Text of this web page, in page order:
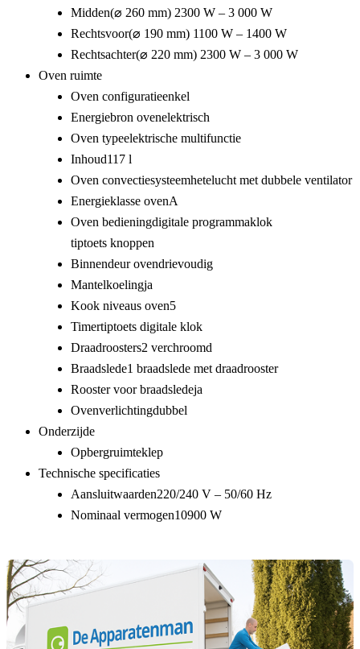
Midden(⌀ 260 mm) 2300 W – 3 000 W
Rechtsvoor(⌀ 190 mm) 1100 W – 1400 W
Rechtsachter(⌀ 220 mm) 2300 W – 3 000 W
Oven ruimte
Oven configuratieenkel
Energiebron ovenelektrisch
Oven typeelektrische multifunctie
Inhoud117 l
Oven convectiesysteemhetelucht met dubbele ventilator
Energieklasse ovenA
Oven bedieningdigitale programmaklok
tiptoets knoppen
Binnendeur ovendrievoudig
Mantelkoelingja
Kook niveaus oven5
Timertiptoets digitale klok
Draadroosters2 verchroomd
Braadslede1 braadslede met draadrooster
Rooster voor braadsledeja
Ovenverlichtingdubbel
Onderzijde
Opbergruimteklep
Technische specificaties
Aansluitwaarden220/240 V – 50/60 Hz
Nominaal vermogen10900 W